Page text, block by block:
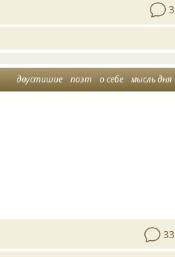
3
двустишие поэт о себе мысль дня
33